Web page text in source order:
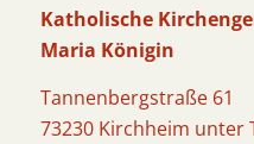
Katholische
Maria Königin
Tannenbergstraße 61
73230 Kirchheim unter